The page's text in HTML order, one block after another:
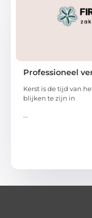
Professioneel
Kerst is de tijd van
blijken te zijn in
...